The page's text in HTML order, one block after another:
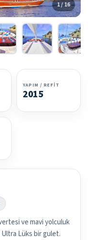
1 / 16
YAPIM / REFIT
2015
ve mavi yolculuk
Lüks bir gulet.